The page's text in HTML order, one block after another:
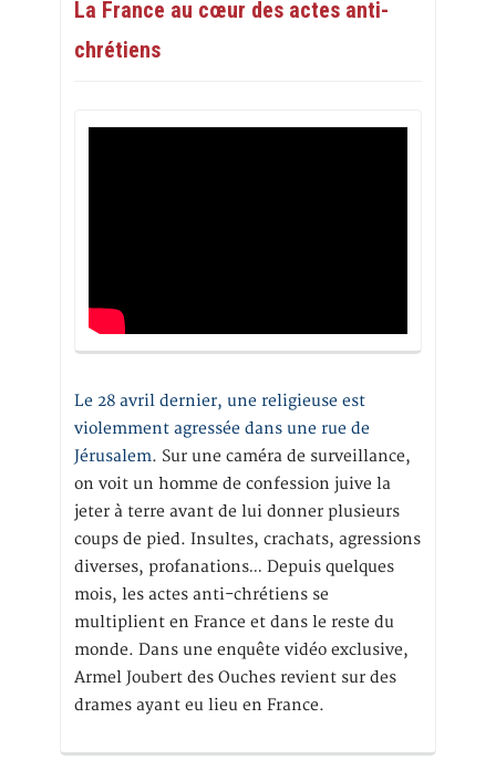
La France au cœur des actes anti-
chrétiens
Le 28 avril dernier, une religieuse est
violemment agressée dans une rue de
Jérusalem. Sur une caméra de surveillance,
on voit un homme de confession juive la
jeter à terre avant de lui donner plusieurs
coups de pied. Insultes, crachats, agressions
diverses, profanations… Depuis quelques
mois, les actes anti-chrétiens se
multiplient en France et dans le reste du
monde. Dans une enquête vidéo exclusive,
Armel Joubert des Ouches revient sur des
drames ayant eu lieu en France.